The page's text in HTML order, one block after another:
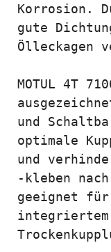
Korrosion.
gute
Ölleckagen
MOTUL 4T
und
optimale
und
-kleben
geeignet